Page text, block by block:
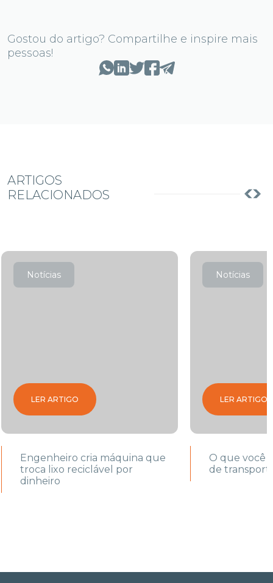
Gostou do artigo? Compartilhe e inspire mais
pessoas!
ARTIGOS
RELACIONADOS
Notícias
LER ARTIGO
Engenheiro cria máquina que
troca lixo reciclável por
dinheiro
Notícias
LER ARTIGO
O que você
de